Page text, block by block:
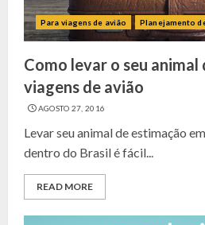
Para viagens de avião Planejamento
Como levar o seu
viagens de avião
AGOSTO 27, 2016
Levar seu animal de estimação
dentro do Brasil é fácil...
READ MORE